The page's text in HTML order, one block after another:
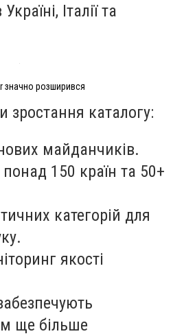
Італії та
значно розширився
зростання каталогу:
майданчиків.
150 країн та 50+
категорій для
якості
ще більше